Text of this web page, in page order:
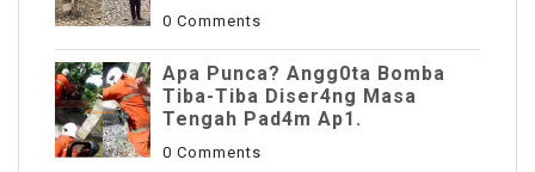
0 Comments
Apa Punca? Angg0ta Bomba
Tiba-Tiba Diser4ng Masa
Tengah Pad4m Ap1.
0 Comments